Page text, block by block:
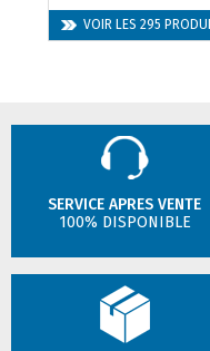
VOIR LES 295
SERVICE APRES VENTE
100% DISPONIBLE